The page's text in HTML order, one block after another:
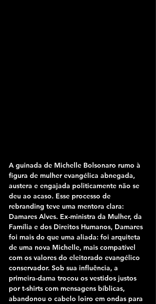
A guinada de Michelle Bolsonaro rumo à
figura de mulher evangélica abnegada,
austera e engajada politicamente não se
deu ao acaso. Esse processo de
rebranding teve uma mentora clara:
Damares Alves. Ex-ministra da Mulher, da
Família e dos Direitos Humanos, Damares
foi mais do que uma aliada: foi arquiteta
de uma nova Michelle, mais compatível
com os valores do eleitorado evangélico
conservador. Sob sua influência, a
primeira-dama trocou os vestidos justos
por t-shirts com mensagens bíblicas,
abandonou o cabelo loiro em ondas para